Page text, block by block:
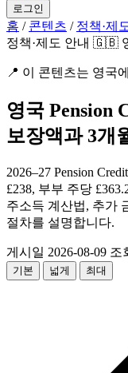
로그인
홈 / 콘텐츠 / 정책·제
정책·제도 안내 🇬🇧
📍 이 콘텐츠는 영국
영국 Pension
보장액과 3개
2026–27 Pension
£238, 부부 주당
주소득 계산법, 추가
절차를 설명합니다.
게시일 2026-08-09 조
기본 넓게 최대